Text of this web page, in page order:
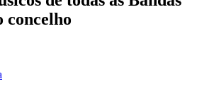
concelho